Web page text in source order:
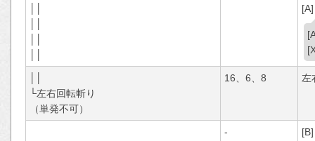
[A]
└左右回転斬り
（単発不可）
16、6、8 左
- [B]